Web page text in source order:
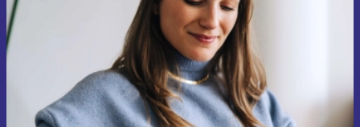
par mail
Ne manquez plus aucune offre.
S'inscrire